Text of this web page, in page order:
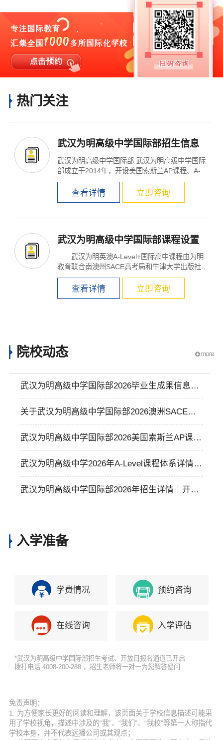
热门关注
武汉为明高级中学国际部招生信息
武汉为明高级中学国际部 武汉为明高级中学国际
部成立于2014年，开设美国索斯兰AP课程、A-Le
vel课程、英澳SA...
查看详情 立即咨询
武汉为明高级中学国际部课程设置
武汉为明英澳A-Level+国际高中课程由为明
教育联合南澳州SACE高考局和牛津大学出版社A
QA国际考试局，...
查看详情 立即咨询
院校动态
武汉为明高级中学国际部2026毕业生成果信息介
绍
关于武汉为明高级中学国际部2026澳洲SACE高
中课程介绍
武汉为明高级中学国际部2026美国索斯兰AP课程
体系及课程优势介绍
武汉为明高级中学2026年A-Level课程体系详情和
办学优势介绍
武汉为明高级中学国际部2026年招生详情｜开设
入学准备
学费情况 预约咨询
在线咨询 入学评估
*武汉为明高级中学国际部招生考试、开放日报名通道已开启
拨打电话 4008-200-288 ，招生老师将一对一为您解答疑问
免责声明：
1. 为方便家长更好的阅读和理解，该页面关于学校信息描述可能采
用了学校视角，描述中涉及的“我”、“我们”、“我校”等第一人称指代
学校本身，并不代表远播公司或其观点；